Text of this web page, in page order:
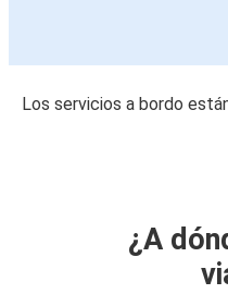
Los servicios a bordo
¿A